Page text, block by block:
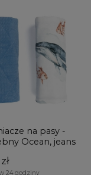
na pasy -
Ocean, jeans
24 godziny